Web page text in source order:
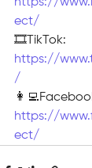
ect/
🎞TikTok:
https://
/
https://
ect/